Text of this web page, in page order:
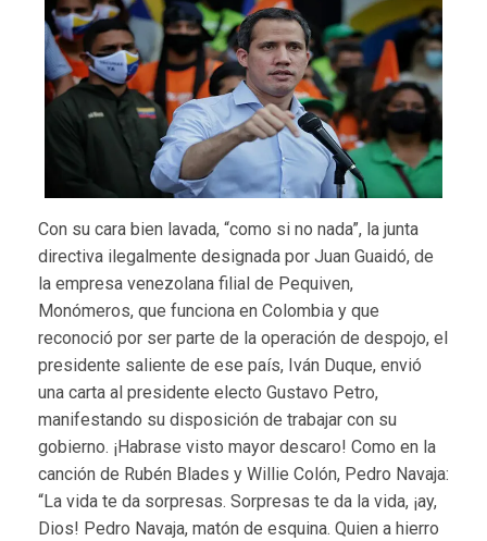
Con su cara bien lavada, “como si no nada”, la junta
directiva ilegalmente designada por Juan Guaidó, de
la empresa venezolana filial de Pequiven,
Monómeros, que funciona en Colombia y que
reconoció por ser parte de la operación de despojo, el
presidente saliente de ese país, Iván Duque, envió
una carta al presidente electo Gustavo Petro,
manifestando su disposición de trabajar con su
gobierno. ¡Habrase visto mayor descaro! Como en la
canción de Rubén Blades y Willie Colón, Pedro Navaja:
“La vida te da sorpresas. Sorpresas te da la vida, ¡ay,
Dios! Pedro Navaja, matón de esquina. Quien a hierro